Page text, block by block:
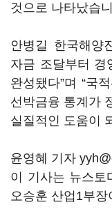
것으로 나타났습
안병길 한국해양
자금 조달부터 경
완성됐다”며 “국
선박금융 통계가
실질적인 도움이
윤영혜 기자
이 기사는 뉴스토
오승훈 산업1부장